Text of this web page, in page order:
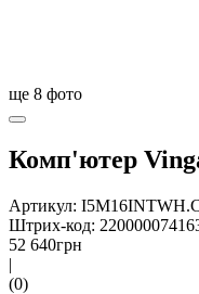
ще 8 фото
Комп'ютер
Артикул:
Штрих-код:
52 640грн
|
(0)